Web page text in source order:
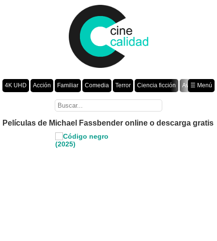
4K UHD Acción Familiar Comedia Terror Ciencia ficción
Aventura
Romance Fantasía Drama Animación Crimen
☰ Menú
Películas de Michael Fassbender online o descarga gratis